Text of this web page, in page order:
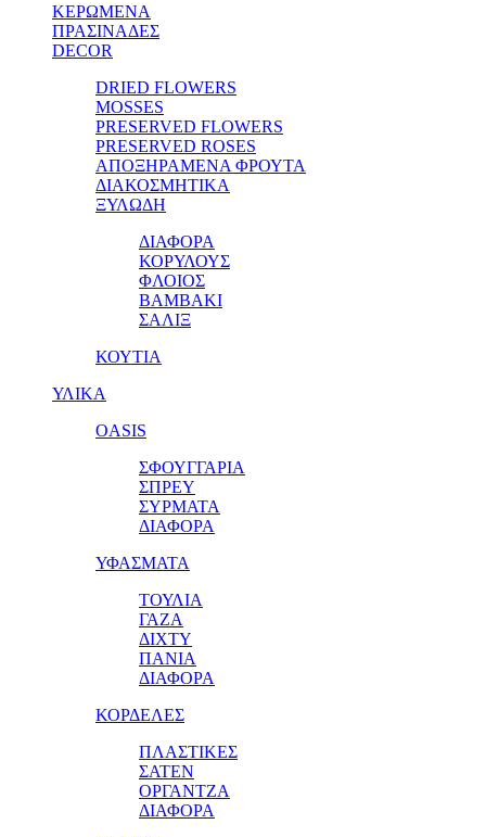
ΚΕΡΩΜΕΝΑ
ΠΡΑΣΙΝΑΔΕΣ
DECOR
DRIED FLOWERS
MOSSES
PRESERVED FLOWERS
PRESERVED ROSES
ΑΠΟΞΗΡΑΜΕΝΑ ΦΡΟΥΤΑ
ΔΙΑΚΟΣΜΗΤΙΚΑ
ΞΥΛΩΔΗ
ΔΙΑΦΟΡΑ
ΚΟΡΥΛΟΥΣ
ΦΛΟΙΟΣ
ΒΑΜΒΑΚΙ
ΣΑΛΙΞ
ΚΟΥΤΙΑ
ΥΛΙΚΑ
OASIS
ΣΦΟΥΓΓΑΡΙΑ
ΣΠΡΕΥ
ΣΥΡΜΑΤΑ
ΔΙΑΦΟΡΑ
ΥΦΑΣΜΑΤΑ
ΤΟΥΛΙΑ
ΓΑΖΑ
ΔΙΧΤΥ
ΠΑΝΙΑ
ΔΙΑΦΟΡΑ
ΚΟΡΔΕΛΕΣ
ΠΛΑΣΤΙΚΕΣ
ΣΑΤΕΝ
ΟΡΓΑΝΤΖΑ
ΔΙΑΦΟΡΑ